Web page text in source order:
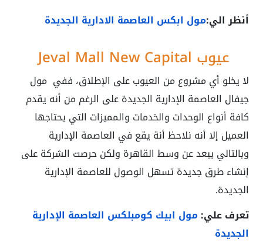
أنظر الي:مول ابكس العاصمة الادارية الجديدة
عيوب Jeval Mall New Capital
لا يخلو أي مشروع من العيوب على الإطلاق، ففي مول
جيفال العاصمة الإدارية الجديدةعلى الرغم من أنه يقدم
كافة أنواع الوحدات والخدمات والمميزات التي يحتاجها
العميل إلا أنه نلاحظ أنة يقع في العاصمة الإدارية
وبالتالي يبعد عن وسط القاهرة ولكن حرصت الشركة على
إنشاء طرق جديدة تسهل الوصول للعاصمة الإدارية
الجديدة.
تعرف علي:مول ابيك كومبلكس العاصمة الإدارية
الجديدة